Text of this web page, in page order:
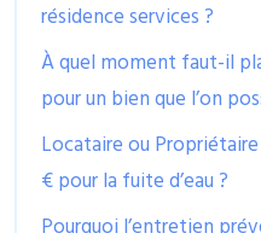
résidence services ?
À quel moment faut-il
pour un bien que l’on
Locataire ou
€ pour la fuite d’eau ?